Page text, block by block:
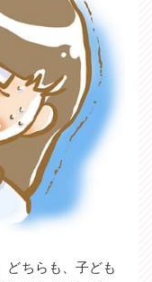
どちらも、子ども